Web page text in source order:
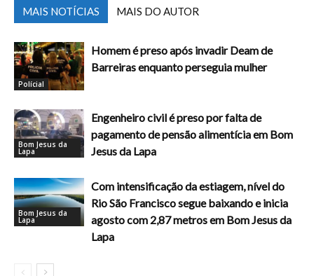
MAIS NOTÍCIAS MAIS DO AUTOR
Polícial
Homem é preso após invadir Deam de
Barreiras enquanto perseguia mulher
Bom Jesus da
Lapa
Engenheiro civil é preso por falta de
pagamento de pensão alimentícia em Bom
Jesus da Lapa
Bom Jesus da
Lapa
Com intensificação da estiagem, nível do
Rio São Francisco segue baixando e inicia
agosto com 2,87 metros em Bom Jesus da
Lapa